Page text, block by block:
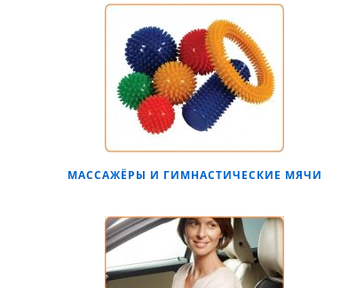
МАССАЖЁРЫ И ГИМНАСТИЧЕСКИЕ МЯЧИ